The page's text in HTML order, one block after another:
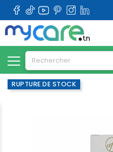
RUPTURE DE STOCK